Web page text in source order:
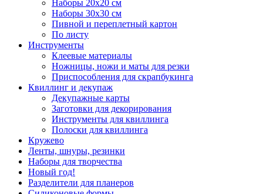
Наборы 20х20 см
Наборы 30х30 см
Пивной и переплетный картон
По листу
Инструменты
Клеевые материалы
Ножницы, ножи и маты для резки
Приспособления для скрапбукинга
Квиллинг и декупаж
Декупажные карты
Заготовки для декорирования
Инструменты для квиллинга
Полоски для квиллинга
Кружево
Ленты, шнуры, резинки
Наборы для творчества
Новый год!
Разделители для планеров